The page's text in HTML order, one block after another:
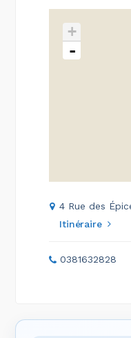
+
-
4 Rue des
Itinéraire
0381632828